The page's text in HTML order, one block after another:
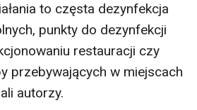
to częsta dezynfekcja
punkty do dezynfekcji
restauracji czy
przebywających w miejscach
autorzy.